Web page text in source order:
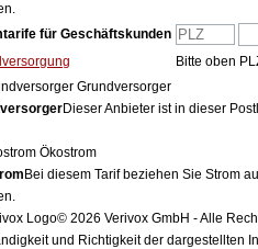
für Geschäftskunden
Bitte oben
Grundversorger
Dieser Anbieter ist in dieser
Ökostrom
Bei diesem Tarif beziehen Sie Strom
© 2026 Verivox GmbH - Alle
und Richtigkeit der dargestellten